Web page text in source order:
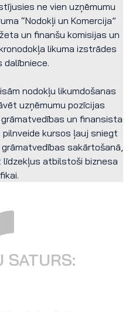
ne vien uzņēmumu
“Nodokļi un Komercija”
un finanšu komisijas un
likuma izstrādes
dalībniece.
nodokļu likumdošanas
uzņēmumu pozīcijas
un finansista
kursos ļauj sniegt
sakārtošanā,
atbilstoši biznesa
SATURS: